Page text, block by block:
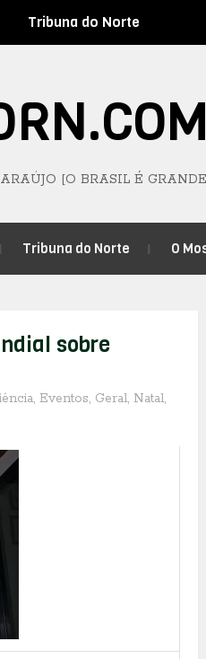
Tribuna do Norte
[O BRASIL É
Tribuna do Norte O
sobre
, Eventos, Geral, Natal,